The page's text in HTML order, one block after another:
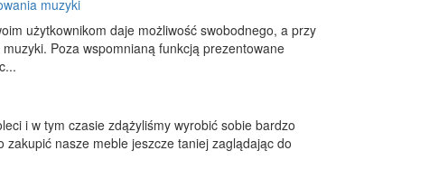
muzyki
użytkownikom daje możliwość swobodnego, a przy
Poza wspomnianą funkcją prezentowane
i w tym czasie zdążyliśmy wyrobić sobie bardzo
nasze meble jeszcze taniej zaglądając do